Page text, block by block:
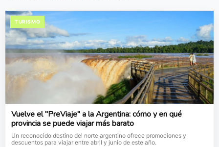
TURISMO
Vuelve el "PreViaje" a la Argentina: cómo y en qué
provincia se puede viajar más barato
Un reconocido destino del norte argentino ofrece promociones y
descuentos para viajar entre abril y junio de este año.